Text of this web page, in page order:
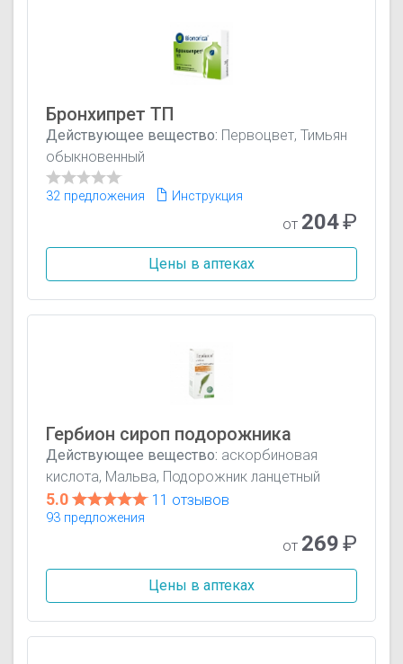
Бронхипрет ТП
Действующее вещество: Первоцвет, Тимьян
обыкновенный
32 предложения Инструкция
от 204₽
Цены в аптеках
Гербион сироп подорожника
Действующее вещество: аскорбиновая
кислота, Мальва, Подорожник ланцетный
5.0 11 отзывов
93 предложения
от 269₽
Цены в аптеках